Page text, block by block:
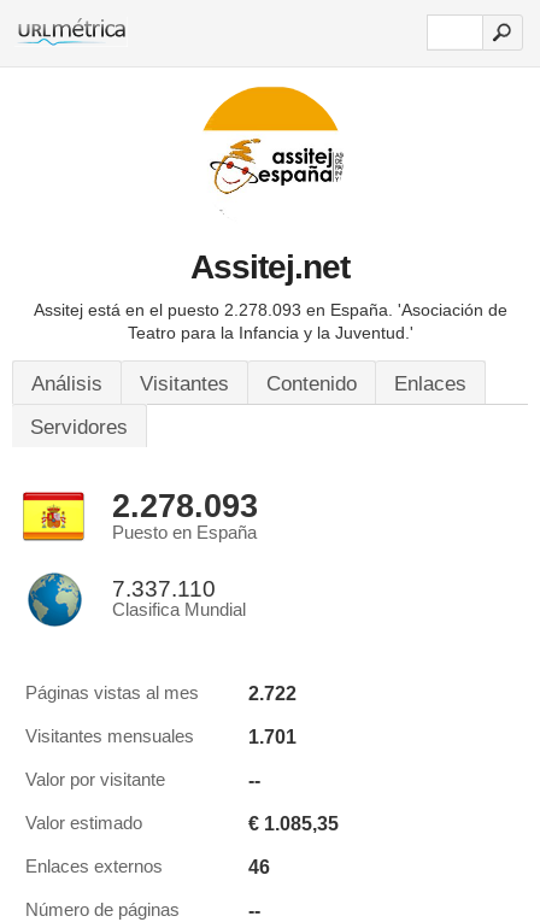
Assitej.net
Assitej está en el puesto 2.278.093 en España. 'Asociación de
Teatro para la Infancia y la Juventud.'
Análisis Visitantes Contenido
Enlaces
Servidores
2.278.093
Puesto en España
7.337.110
Clasifica Mundial
Páginas vistas al mes 2.722
Visitantes mensuales 1.701
Valor por visitante --
Valor estimado € 1.085,35
Enlaces externos 46
Número de páginas --